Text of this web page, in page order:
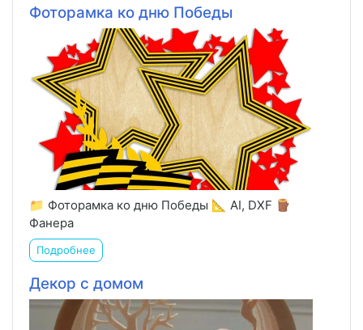
Фоторамка ко дню Победы
📁 Фоторамка ко дню Победы 📐 AI, DXF 🪵
Фанера
Подробнее
Декор с домом